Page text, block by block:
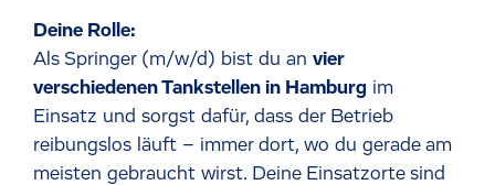
Deine Rolle:
Als Springer (m/w/d) bist du an vier
verschiedenen Tankstellen in Hamburg im
Einsatz und sorgst dafür, dass der Betrieb
reibungslos läuft – immer dort, wo du gerade am
meisten gebraucht wirst. Deine Einsatzorte sind